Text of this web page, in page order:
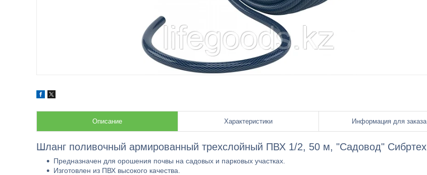
Описание Характеристики Информация для заказа
Шланг поливочный армированный трехслойный ПВХ 1/2, 50 м, "Садовод" Сибртех
Предназначен для орошения почвы на садовых и парковых участках.
Изготовлен из ПВХ высокого качества.